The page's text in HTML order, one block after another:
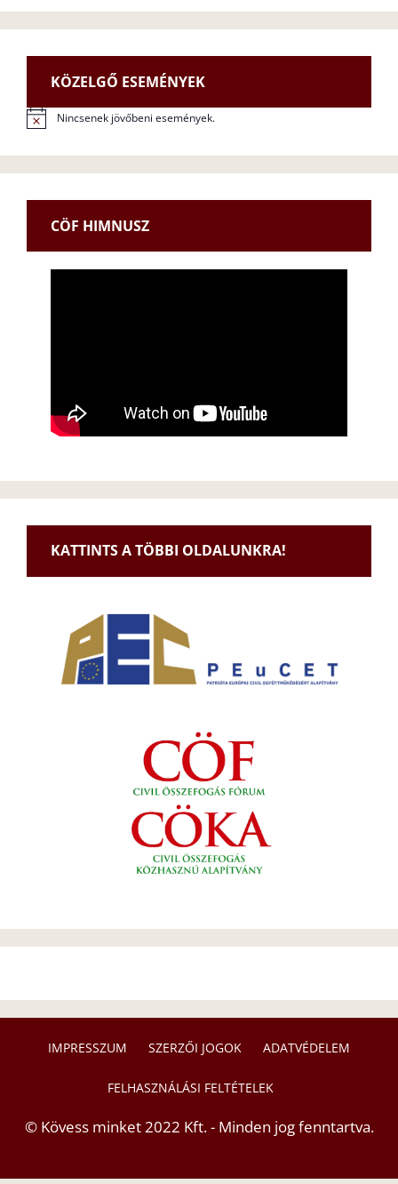
KÖZELGŐ ESEMÉNYEK
N
t
Nincsenek jövőbeni események.
CÖF HIMNUSZ
KATTINTS A TÖBBI OLDALUNKRA!
IMPRESSZUM SZERZŐI JOGOK ADATVÉDELEM
FELHASZNÁLÁSI FELTÉTELEK
© Kövess minket 2022 Kft. - Minden jog fenntartva.